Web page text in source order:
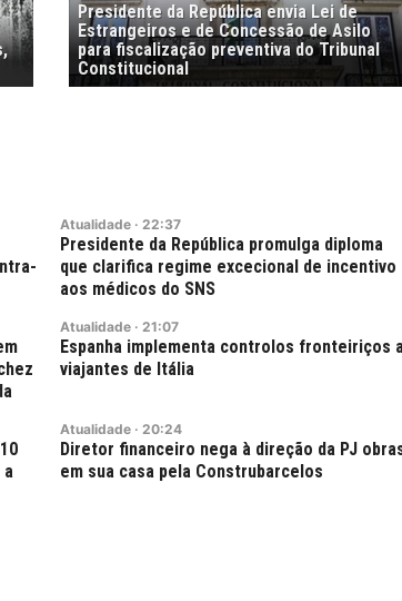
Presidente da República envia Lei de
Estrangeiros e de Concessão de Asilo
para fiscalização preventiva do Tribunal
Constitucional
Atualidade · 22:37
Presidente da República promulga diploma
que clarifica regime excecional de incentivo
aos médicos do SNS
Atualidade · 21:07
Espanha implementa controlos fronteiriços
viajantes de Itália
a
Atualidade · 20:24
Diretor financeiro nega à direção da PJ
em sua casa pela Construbarcelos